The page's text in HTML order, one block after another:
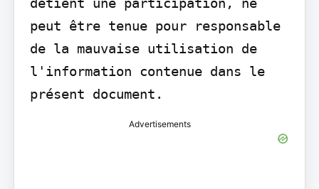
peut être tenue pour responsable
de la mauvaise utilisation de
l'information contenue dans le
présent document.
Advertisements